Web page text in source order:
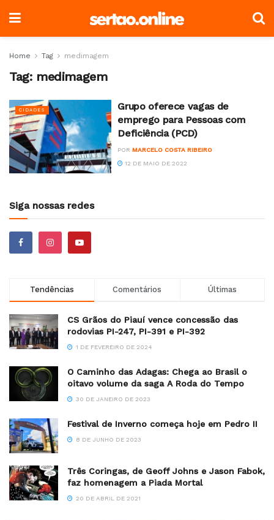
Home Tag medimagem
Tag: medimagem
CIDADES
Grupo oferece vagas de
emprego para Pessoas com
Deficiência (PCD)
POR MARCELO COSTA RIBEIRO
12 DE MAIO DE 2022
Siga nossas redes
Tendências Comentários Últimas
CS Grãos do Piauí vence concessão das
rodovias PI-247, PI-391 e PI-392
1 DE FEVEREIRO DE 2024
O Caminho das Adagas: Chega ao Brasil o
oitavo volume da saga A Roda do Tempo
30 DE JANEIRO DE 2023
Festival de Inverno começa hoje em Pedro II
8 DE JUNHO DE 2023
Três Coringas, de Geoff Johns e Jason Fabok,
faz homenagem a Piada Mortal
20 DE ABRIL DE 2021